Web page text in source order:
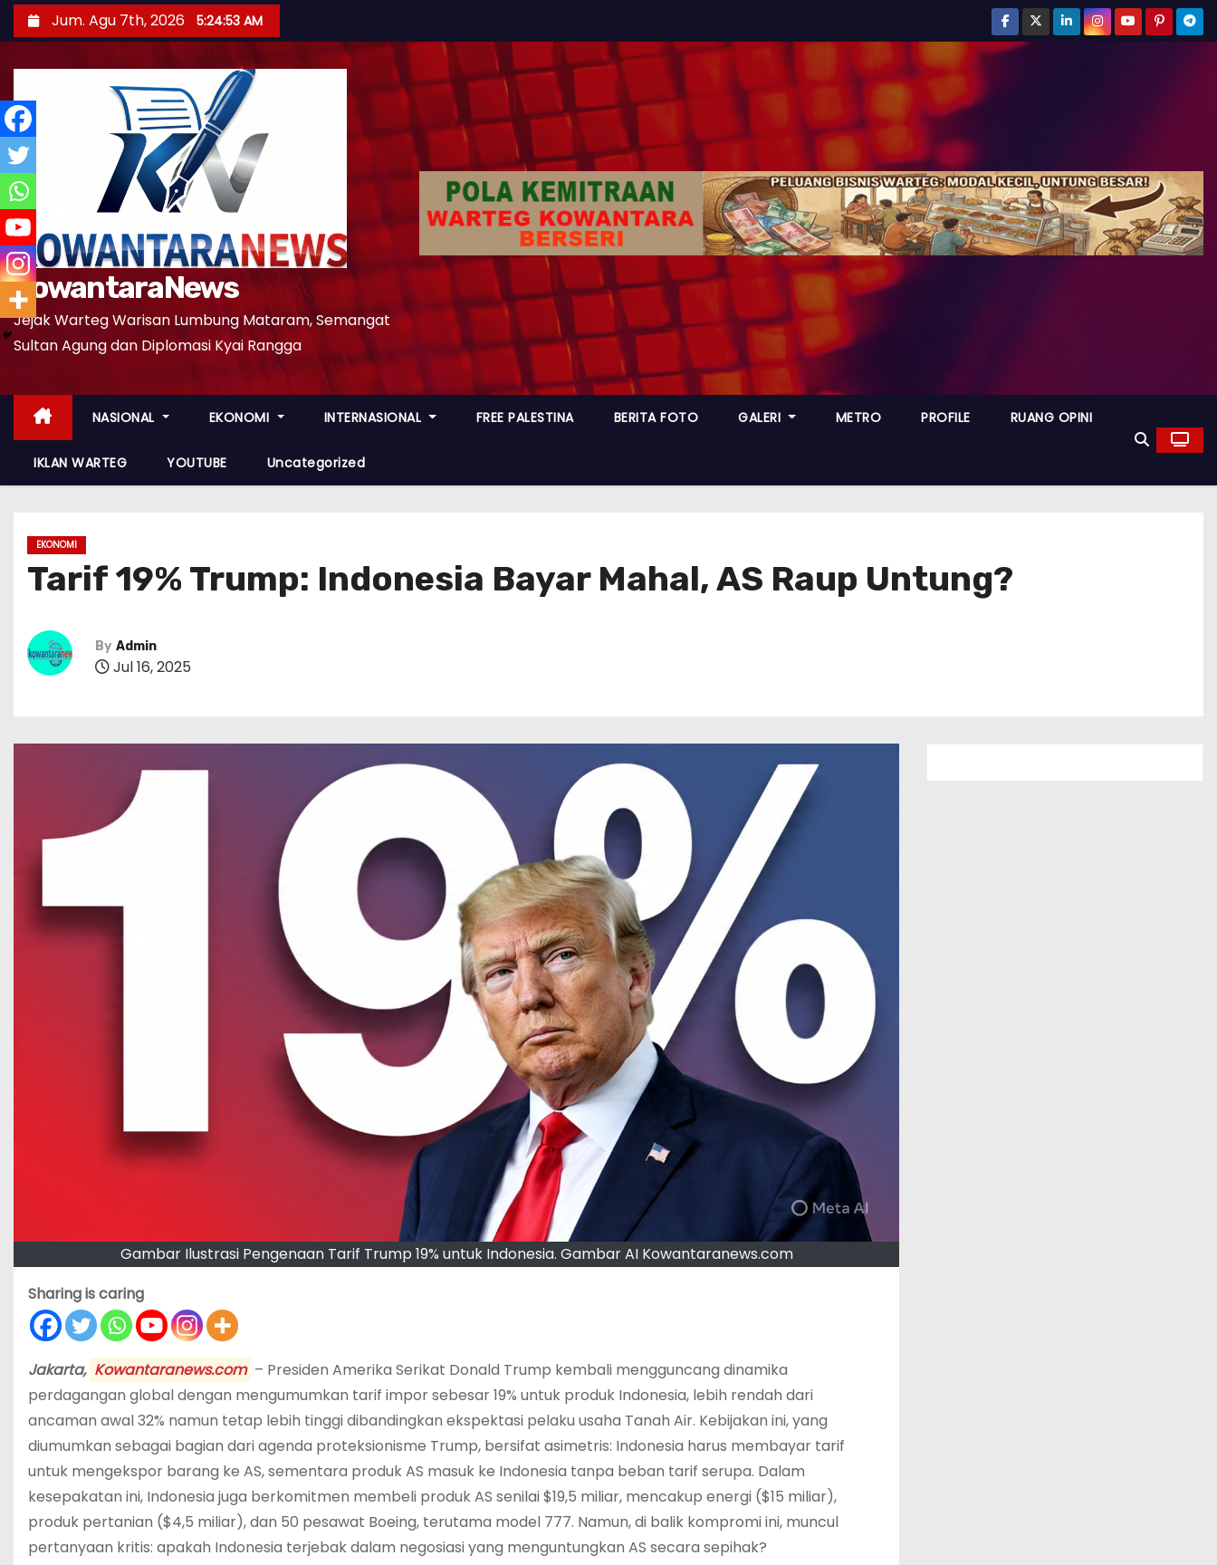
k
t
o
n
e
t
Jum. Agu 7th, 2026 5:24:54 AM
KowantaraNews
Jejak Warteg Warisan Lumbung Mataram, Semangat
Sultan Agung dan Diplomasi Kyai Rangga
NASIONAL EKONOMI INTERNASIONAL FREE PALESTINA BERITA FOTO GALERI METRO PROFILE RUANG OPINI
IKLAN WARTEG YOUTUBE Uncategorized
EKONOMI
Tarif 19% Trump: Indonesia Bayar Mahal, AS Raup Untung?
By Admin
Jul 16, 2025
Gambar Ilustrasi Pengenaan Tarif Trump 19% untuk Indonesia. Gambar AI Kowantaranews.com
Sharing is caring
Jakarta, Kowantaranews.com – Presiden Amerika Serikat Donald Trump kembali mengguncang dinamika
perdagangan global dengan mengumumkan tarif impor sebesar 19% untuk produk Indonesia, lebih rendah dari
ancaman awal 32% namun tetap lebih tinggi dibandingkan ekspektasi pelaku usaha Tanah Air. Kebijakan ini, yang
diumumkan sebagai bagian dari agenda proteksionisme Trump, bersifat asimetris: Indonesia harus membayar tarif
untuk mengekspor barang ke AS, sementara produk AS masuk ke Indonesia tanpa beban tarif serupa. Dalam
kesepakatan ini, Indonesia juga berkomitmen membeli produk AS senilai $19,5 miliar, mencakup energi ($15 miliar),
produk pertanian ($4,5 miliar), dan 50 pesawat Boeing, terutama model 777. Namun, di balik kompromi ini, muncul
pertanyaan kritis: apakah Indonesia terjebak dalam negosiasi yang menguntungkan AS secara sepihak?